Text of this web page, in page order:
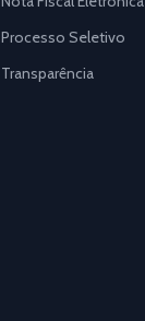
Processo Seletivo
Transparência